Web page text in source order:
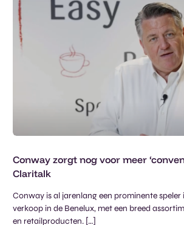
Conway zorgt nog voor meer
Claritalk
Conway is al jarenlang een prominente speler
verkoop in de Benelux, met een breed
en retailproducten. […]